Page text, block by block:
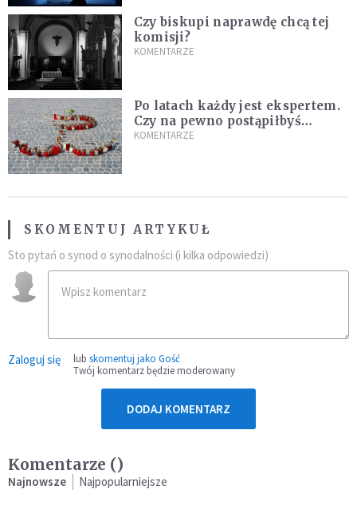
Czy biskupi naprawdę chcą tej
komisji?
KOMENTARZE
Po latach każdy jest ekspertem.
Czy na pewno postąpiłbyś
inaczej?
KOMENTARZE
SKOMENTUJ ARTYKUŁ
Sto pytań o synod o synodalności (i kilka odpowiedzi)
Zaloguj się lub skomentuj jako Gość
Twój komentarz będzie moderowany
DODAJ KOMENTARZ
Komentarze ()
Najnowsze Najpopularniejsze